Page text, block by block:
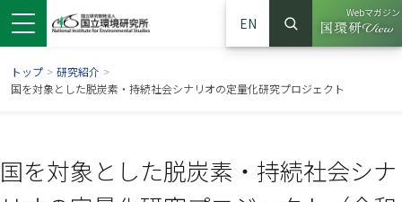
EN
サイト内検索
検索
Webマガジン
（別ウイ
トップ > 研究紹介 >
国を対象とした脱炭素・持続社会シナリオの定量化研究プロジェクト
国を対象とした脱炭素・持続社会シナ